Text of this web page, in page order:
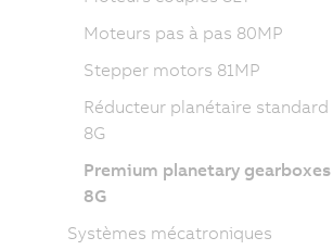
Moteurs pas à pas 80MP
Stepper motors 81MP
Réducteur planétaire standard
8G
Premium planetary gearboxes
8G
Systèmes mécatroniques